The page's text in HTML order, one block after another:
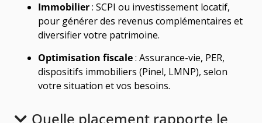
Immobilier: SCPI ou investissement locatif,
pour générer des revenus complémentaires et
diversifier votre patrimoine.
Optimisation fiscale: Assurance-vie, PER,
dispositifs immobiliers (Pinel, LMNP), selon
votre situation et vos besoins.
Quelle placement rapporte le